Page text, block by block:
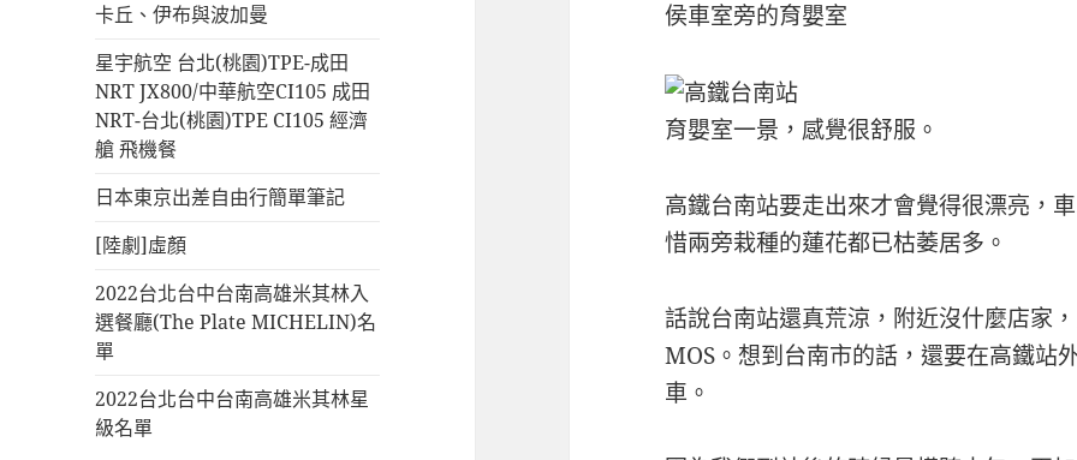
卡丘、伊布與波加曼
星宇航空 台北(桃園)TPE-成田
NRT JX800/中華航空CI105 成田
NRT-台北(桃園)TPE CI105 經濟
艙 飛機餐
日本東京出差自由行簡單筆記
[陸劇]虛顏
2022台北台中台南高雄米其林入
選餐廳(The Plate MICHELIN)名
單
2022台北台中台南高雄米其林星
級名單
侯車室旁的育嬰室
育嬰室一景，感覺很舒服。
高鐵台南站要走出來才會覺得很漂亮，
惜兩旁栽種的蓮花都已枯萎居多。
話說台南站還真荒涼，附近沒什麼店家
MOS。想到台南市的話，還要在高鐵站
車。